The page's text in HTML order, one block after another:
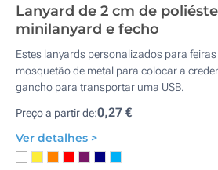
Lanyard de 2 cm de
minilanyard e fecho
Estes lanyards personalizados para
mosquetão de metal para colocar a
gancho para transportar uma USB.
Preço a partir de:0,27 €
Ver detalhes >